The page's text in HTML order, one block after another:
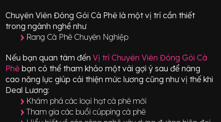
Chuyên Viên Đóng Gói Cà Phê là một vị trícần thiết
trong ngành nghề như
Rang Cà Phê Chuyên Nghiệp
Nếu bạn quan tâm đến Vị tríChuyên Viên Đóng Gói Cà
Phê bạn có thể tham khảo một vài gợi ý sau để nâng
cao năng lực giúp cải thiện mức lương cũng như vị thế khi
Deal Lương:
Khám phá các loại hạt cà phê mới
Tham gia các buổi cúpping cà phê